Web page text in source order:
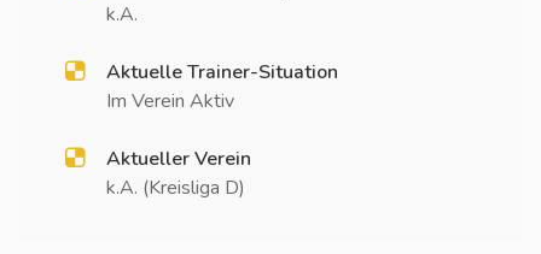
k.A.
Aktuelle Trainer-Situation
Im Verein Aktiv
Aktueller Verein
k.A. (Kreisliga D)